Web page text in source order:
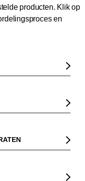
producten. Klik op
en